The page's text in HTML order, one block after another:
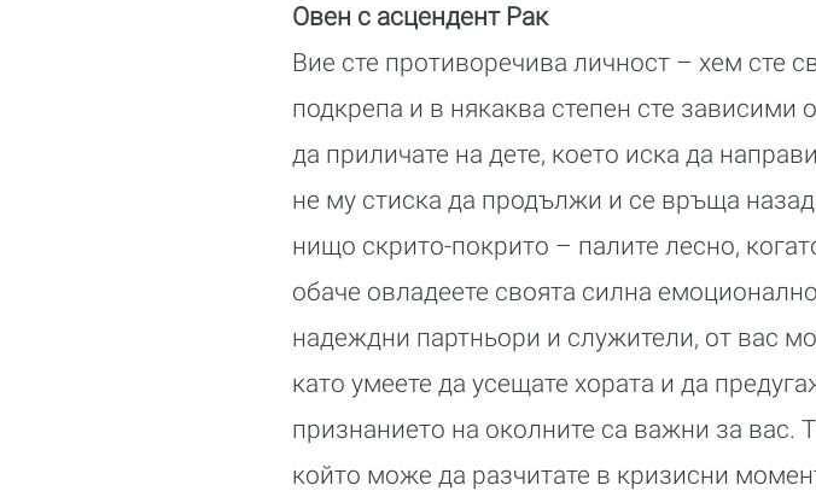
Овен с асцендент Рак
Вие сте противоречива личност – хем сте
подкрепа и в някаква степен сте
да приличате на дете, което иска да
не му стиска да продължи и се връща
нищо скрито-покрито – палите лесно,
обаче овладеете своята силна
надеждни партньори и служители, от вас
като умеете да усещате хората и да
признанието на околните са важни за вас.
който може да разчитате в кризисни